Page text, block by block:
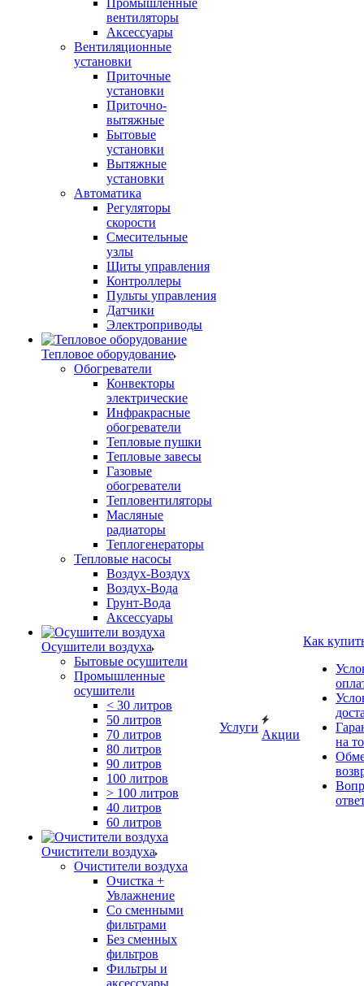
Промышленные
вентиляторы
Аксессуары
Вентиляционные
установки
Приточные
установки
Приточно-
вытяжные
Бытовые
установки
Вытяжные
установки
Автоматика
Регуляторы
скорости
Смесительные
узлы
Щиты управления
Контроллеры
Пульты управления
Датчики
Электроприводы
Тепловое оборудование
Обогреватели
Конвекторы
электрические
Инфракрасные
обогреватели
Тепловые пушки
Тепловые завесы
Газовые
обогреватели
Тепловентиляторы
Масляные
радиаторы
Теплогенераторы
Тепловые насосы
Воздух-Воздух
Воздух-Вода
Грунт-Вода
Аксессуары
Осушители воздуха
Бытовые осушители
Промышленные
осушители
< 30 литров
50 литров
70 литров
80 литров
90 литров
100 литров
> 100 литров
40 литров
60 литров
Очистители воздуха
Очистители воздуха
Очистка +
Увлажнение
Cо сменными
фильтрами
Без сменных
фильтров
Фильтры и
аксессуары
Услуги
Акции
Как
на